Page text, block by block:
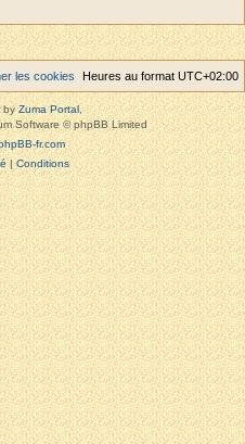
Heures au format UTC+02:00
les cookies
byZuma Portal,
Software © phpBB Limited
fr.com
|Conditions